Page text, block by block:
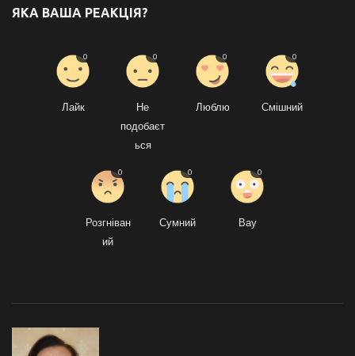
ЯКА ВАША РЕАКЦІЯ?
Лайк
0
Не
подобаєт
ься
0
Люблю
0
Смішний
0
Розгніван
ий
0
Сумний
0
Вау
0